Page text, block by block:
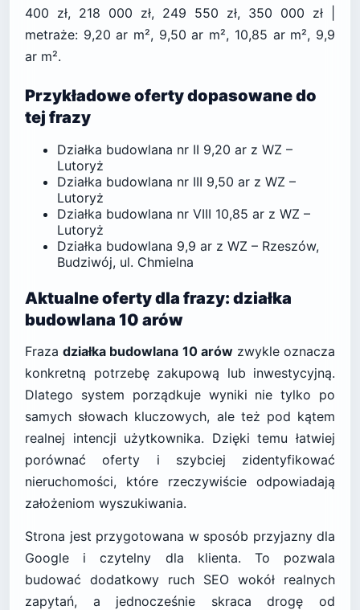
400 zł, 218 000 zł, 249 550 zł, 350 000 zł |
metraże: 9,20 ar m², 9,50 ar m², 10,85 ar m², 9,9
ar m².
Przykładowe oferty dopasowane do
tej frazy
Działka budowlana nr II 9,20 ar z WZ –
Lutoryż
Działka budowlana nr III 9,50 ar z WZ –
Lutoryż
Działka budowlana nr VIII 10,85 ar z WZ –
Lutoryż
Działka budowlana 9,9 ar z WZ – Rzeszów,
Budziwój, ul. Chmielna
Aktualne oferty dla frazy: działka
budowlana 10 arów
Frazadziałka budowlana 10 arówzwykle oznacza
konkretną potrzebę zakupową lub inwestycyjną.
Dlatego system porządkuje wyniki nie tylko po
samych słowach kluczowych, ale też pod kątem
realnej intencji użytkownika. Dzięki temu łatwiej
porównać oferty i szybciej zidentyfikować
nieruchomości, które rzeczywiście odpowiadają
założeniom wyszukiwania.
Strona jest przygotowana w sposób przyjazny dla
Google i czytelny dla klienta. To pozwala
budować dodatkowy ruch SEO wokół realnych
zapytań, a jednocześnie skraca drogę od